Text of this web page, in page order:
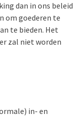
dan in ons beleid
om goederen te
te bieden. Het
zal niet worden
in- en